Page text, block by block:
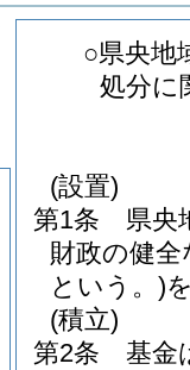
○県央地
処分に
(設置)
第1条
県央
財政の健
という。)
(積立)
第2条
基金